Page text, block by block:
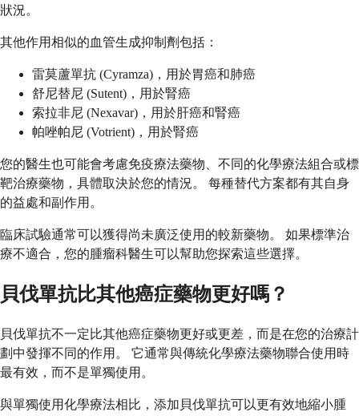
狀況。
其他作用相似的血管生成抑制劑包括：
雷莫蘆單抗 (Cyramza)，用於胃癌和肺癌
舒尼替尼 (Sutent)，用於腎癌
索拉非尼 (Nexavar)，用於肝癌和腎癌
帕唑帕尼 (Votrient)，用於腎癌
您的醫生也可能會考慮免疫療法藥物、不同的化學療法組合或標
靶治療藥物，具體取決於您的情況。 每種替代方案都有其自身
的益處和副作用。
臨床試驗通常可以獲得尚未廣泛使用的較新藥物。 如果標準治
療不適合，您的腫瘤科醫生可以幫助您探索這些選擇。
貝伐單抗比其他癌症藥物更好嗎？
貝伐單抗不一定比其他癌症藥物更好或更差，而是在您的治療計
劃中發揮不同的作用。 它通常與傳統化學療法藥物聯合使用時
最有效，而不是單獨使用。
與單獨使用化學療法相比，添加貝伐單抗可以更有效地縮小腫